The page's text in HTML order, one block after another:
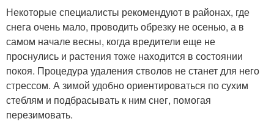
Некоторые специалисты рекомендуют в районах, где
снега очень мало, проводить обрезку не осенью, а в
самом начале весны, когда вредители еще не
проснулись и растения тоже находится в состоянии
покоя. Процедура удаления стволов не станет для него
стрессом. А зимой удобно ориентироваться по сухим
стеблям и подбрасывать к ним снег, помогая
перезимовать.